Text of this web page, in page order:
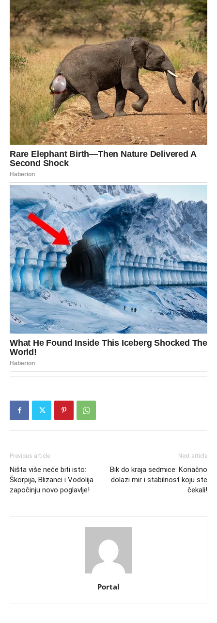
Previous article
Ništa više neće biti isto:
Škorpija, Blizanci i Vodolija
započinju novo poglavlje!
Next article
Bik do kraja sedmice: Konačno
dolazi mir i stabilnost koju ste
čekali!
Portal